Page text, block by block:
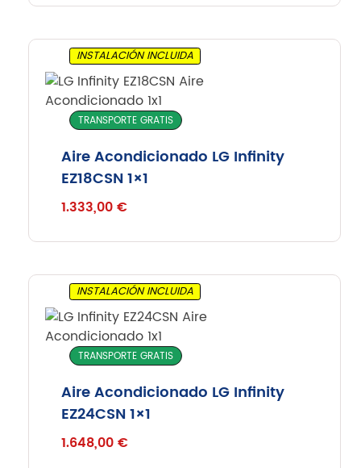
INSTALACIÓN INCLUIDA
TRANSPORTE GRATIS
Aire Acondicionado LG Infinity
EZ18CSN 1×1
1.333,00€
INSTALACIÓN INCLUIDA
TRANSPORTE GRATIS
Aire Acondicionado LG Infinity
EZ24CSN 1×1
1.648,00€